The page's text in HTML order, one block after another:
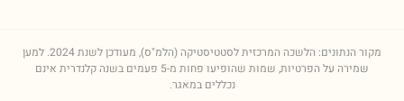
מקור הנתונים: הלשכה המרכזית לסטטיסטיקה (הלמ"ס), מעודכן לשנת2024. למען
שמירה על הפרטיות, שמות שהופיעו פחות מ-5 פעמים בשנה קלנדרית אינם
נכללים במאגר.